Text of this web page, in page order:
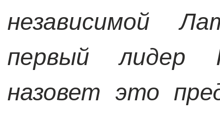
независимой
первый лидер
назовет это